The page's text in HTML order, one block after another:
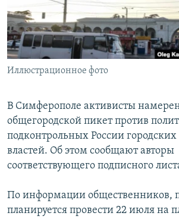
ПОБЕДИТЕЛЕЙ НЕ СУДЯТ?
КРЫМ.НЕПОКОРЕННЫЙ
ELIFBE
УКРАИНСКАЯ ПРОБЛЕМА КРЫМА
ПРИСОЕДИНЯЙТЕСЬ!
Иллюстрационное фото
В Симферополе активисты
общегородской пикет против
подконтрольных России
властей. Об этом сообщают авторы
соответствующего подписного
По информации общественников,
планируется провести 22 июля на